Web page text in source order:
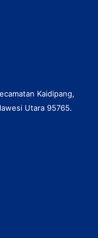
Kaidipang,
Utara 95765.